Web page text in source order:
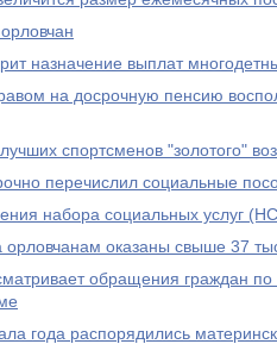
назначение выплат
на досрочную пенсию
спортсменов "золотого"
перечислил социальные
набора социальных услуг
оказаны свыше 37
обращения граждан по
года распорядились